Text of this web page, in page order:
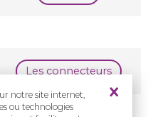
notre site internet,
ou technologies
Les connecteurs